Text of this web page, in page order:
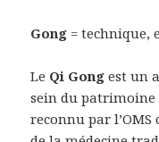
Gong = technique,
Le Qi Gong est un
sein du patrimoine
reconnu par